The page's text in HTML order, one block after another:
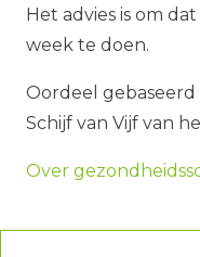
Het advies is om
week te doen.
Oordeel
Schijf van Vijf van
Over